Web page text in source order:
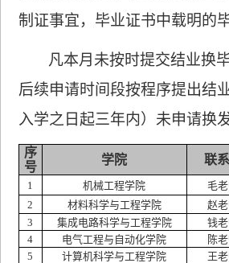
制证事宜，毕业证书中载明的
凡本月未按时提交结业换
后续申请时间段按程序提出结
入学之日起三年内）未申请换
序
号
学院 联
1 机械工程学院 毛
2
材料科学与工程学院 赵
3
集成电路科学与工程学院 钱
4
电气工程与自动化学院 陈
5
计算机科学与工程学院 王